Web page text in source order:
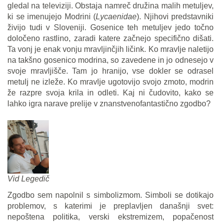
gledal na televiziji. Obstaja namreč družina malih metuljev,
ki se imenujejo Modrini (Lycaenidae). Njihovi predstavniki
živijo tudi v Sloveniji. Gosenice teh metuljev jedo točno
določeno rastlino, zaradi katere začnejo specifično dišati.
Ta vonj je enak vonju mravljinčjih ličink. Ko mravlje naletijo
na takšno gosenico modrina, so zavedene in jo odnesejo v
svoje mravljišče. Tam jo hranijo, vse dokler se odrasel
metulj ne izleže. Ko mravlje ugotovijo svojo zmoto, modrin
že razpre svoja krila in odleti. Kaj ni čudovito, kako se
lahko igra narave prelije v znanstvenofantastično zgodbo?
Vid Legedič
Zgodbo sem napolnil s simbolizmom. Simboli se dotikajo
problemov, s katerimi je preplavljen današnji svet:
nepoštena politika, verski ekstremizem, popačenost